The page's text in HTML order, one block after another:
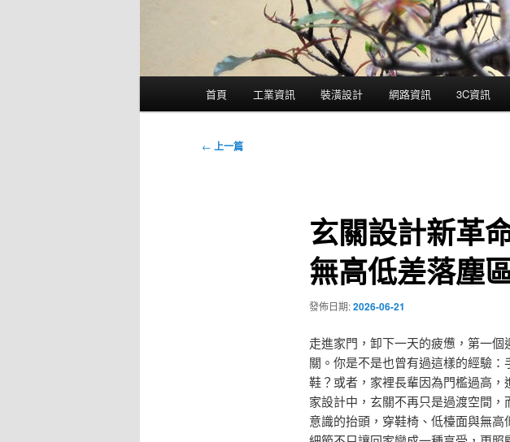
首頁 工業資訊 裝潢設計 網路資訊 3C資訊
文
← 上一篇
玄關設計新革
無高低差落塵
發佈日期:2026-06-21
走進家門，卸下一天的疲憊，第一
關。你是不是也曾有過這樣的經驗
鞋？或者，家裡長輩因為門檻過高
家設計中，玄關不再只是過渡空間
意識的抬頭，穿鞋椅、低檯面與無